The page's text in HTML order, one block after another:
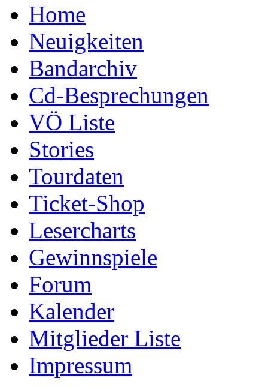
Home
Neuigkeiten
Bandarchiv
Cd-Besprechungen
VÖ Liste
Stories
Tourdaten
Ticket-Shop
Lesercharts
Gewinnspiele
Forum
Kalender
Mitglieder Liste
Impressum